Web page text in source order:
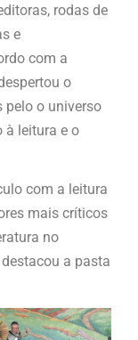
rodas de
e
com a
o
pelo o universo
à leitura e o
com a leitura
mais críticos
no
a pasta